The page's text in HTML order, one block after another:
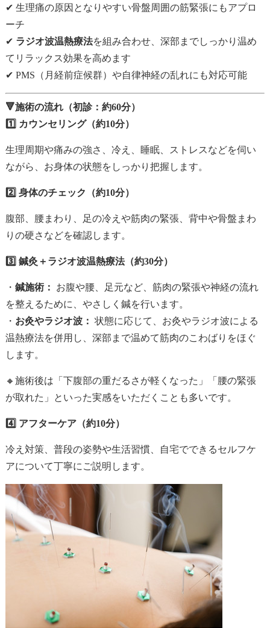
✔ 生理痛の原因となりやすい骨盤周囲の筋緊張にもアプロ
ーチ
✔ ラジオ波温熱療法を組み合わせ、深部までしっかり温め
てリラックス効果を高めます
✔ PMS（月経前症候群）や自律神経の乱れにも対応可能
🔻施術の流れ（初診：約60分）
1️⃣ カウンセリング（約10分）
生理周期や痛みの強さ、冷え、睡眠、ストレスなどを伺い
ながら、お身体の状態をしっかり把握します。
2️⃣ 身体のチェック（約10分）
腹部、腰まわり、足の冷えや筋肉の緊張、背中や骨盤まわ
りの硬さなどを確認します。
3️⃣ 鍼灸＋ラジオ波温熱療法（約30分）
・ 鍼施術：
お腹や腰、足元など、筋肉の緊張や神経の流れ
を整えるために、やさしく鍼を行います。
・ お灸やラジオ波： 状態に応じて、お灸やラジオ波による
温熱療法を併用し、深部まで温めて筋肉のこわばりをほぐ
します。
🔸施術後は「下腹部の重だるさが軽くなった」「腰の緊張
が取れた」といった実感をいただくことも多いです。
4️⃣ アフターケア（約10分）
冷え対策、普段の姿勢や生活習慣、自宅でできるセルフケ
アについて丁寧にご説明します。